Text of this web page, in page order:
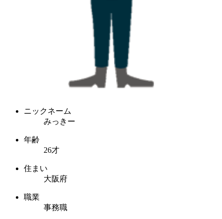
ニックネーム
みっきー
年齢
26才
住まい
大阪府
職業
事務職